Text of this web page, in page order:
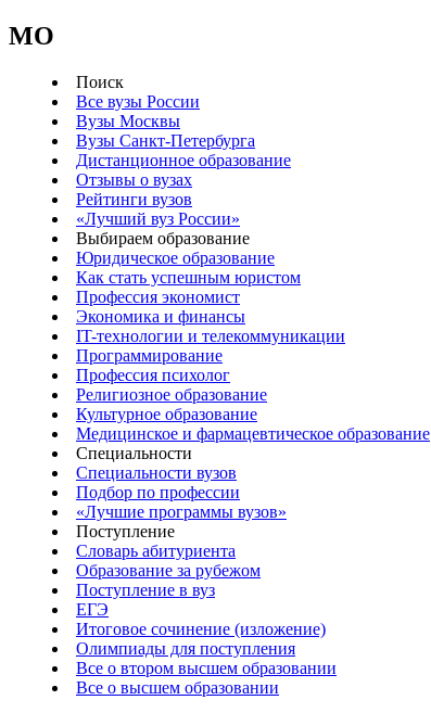
MO
Поиск
Все вузы России
Вузы Москвы
Вузы Санкт-Петербурга
Дистанционное образование
Отзывы о вузах
Рейтинги вузов
«Лучший вуз России»
Выбираем образование
Юридическое образование
Как стать успешным юристом
Профессия экономист
Экономика и финансы
IT-технологии и телекоммуникации
Программирование
Профессия психолог
Религиозное образование
Культурное образование
Медицинское и фармацевтическое образование
Специальности
Специальности вузов
Подбор по профессии
«Лучшие программы вузов»
Поступление
Словарь абитуриента
Образование за рубежом
Поступление в вуз
ЕГЭ
Итоговое сочинение (изложение)
Олимпиады для поступления
Все о втором высшем образовании
Все о высшем образовании